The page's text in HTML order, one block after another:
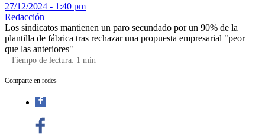
27/12/2024 - 1:40 pm
Redacción
Los sindicatos mantienen un paro secundado por un 90% de la
plantilla de fábrica tras rechazar una propuesta empresarial "peor
que las anteriores"
Tiempo de lectura: 1 min
Comparte en redes